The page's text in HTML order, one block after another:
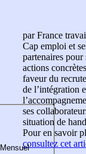
par France
Cap emploi et
partenaires pour
actions
faveur du
de l’intégration
ses
situation de
Pour en savoir
consultez cet